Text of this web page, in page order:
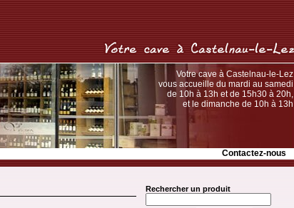
Votre cave à Castelnau-le-Lez
vous accueille du mardi au samedi
de 10h à 13h et de 15h30 à 20h,
et le dimanche de 10h à 13h
Contactez-nous
Rechercher un produit